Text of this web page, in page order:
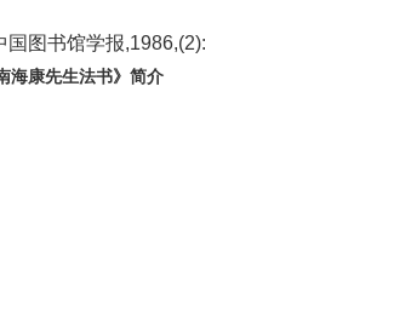
国图书馆学报,1986,(2):
海康先生法书》简介